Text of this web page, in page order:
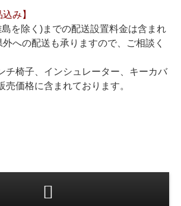
と引越し
み】
を除く)までの配送設置料金は含まれ
への配送も承りますので、ご相談く
椅子、インシュレーター、キーカバ
売価格に含まれております。